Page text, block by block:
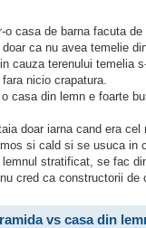
o casa de barna facuta
ca nu avea temelie
cauza terenului temelia
nicio crapatura.
casa din lemn e foarte
doar iarna cand era
si cald si se usuca in
stratificat, se fac
cred ca constructorii de
vs casa din